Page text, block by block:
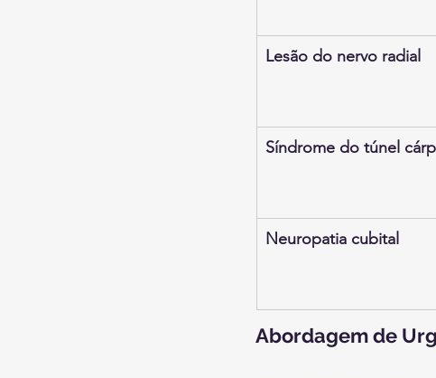
Lesão do nervo radial
Síndrome do túnel
Neuropatia cubital
Abordagem de